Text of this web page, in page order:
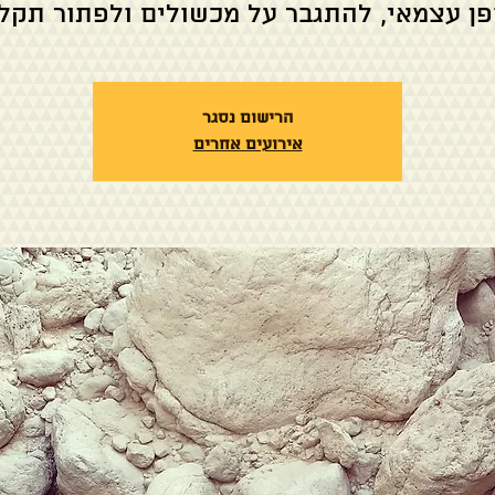
עצמאי, להתגבר על מכשולים ולפתור
הרישום נסגר
אירועים אחרים